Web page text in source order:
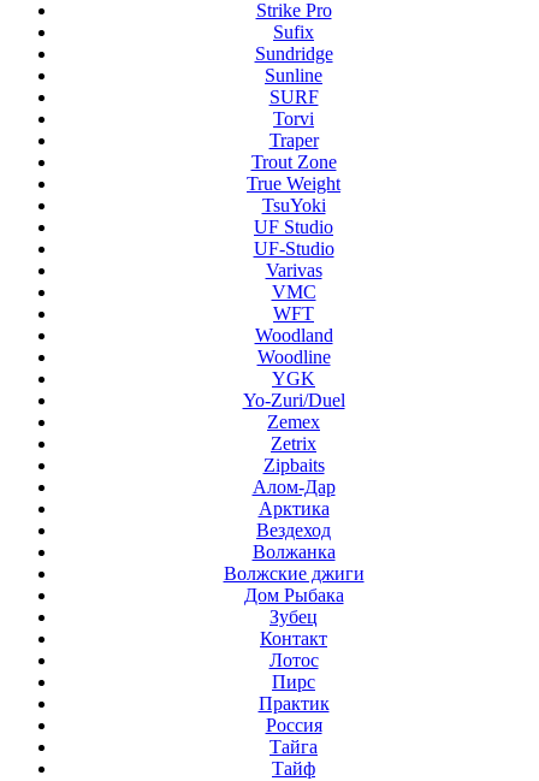
Strike Pro
Sufix
Sundridge
Sunline
SURF
Torvi
Traper
Trout Zone
True Weight
TsuYoki
UF Studio
UF-Studio
Varivas
VMC
WFT
Woodland
Woodline
YGK
Yo-Zuri/Duel
Zemex
Zetrix
Zipbaits
Алом-Дар
Арктика
Вездеход
Волжанка
Волжские джиги
Дом Рыбака
Зубец
Контакт
Лотос
Пирс
Практик
Россия
Тайга
Тайф